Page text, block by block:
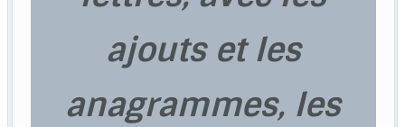
ajouts et les
anagrammes, les